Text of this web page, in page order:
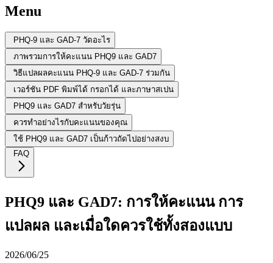
Menu
PHQ-9 และ GAD-7 วัดอะไร
ภาพรวมการให้คะแนน PHQ9 และ GAD7
วิธีแปลผลคะแนน PHQ-9 และ GAD-7 ร่วมกัน
เวอร์ชัน PDF พิมพ์ได้ กรอกได้ และภาษาสเปน
PHQ9 และ GAD7 สำหรับวัยรุ่น
ควรทำอย่างไรกับคะแนนของคุณ
ใช้ PHQ9 และ GAD7 เป็นก้าวถัดไปอย่างสงบ
FAQ
PHQ9 และ GAD7: การให้คะแนน การ
แปลผล และเมื่อใดควรใช้ทั้งสองแบบ
2026/06/25